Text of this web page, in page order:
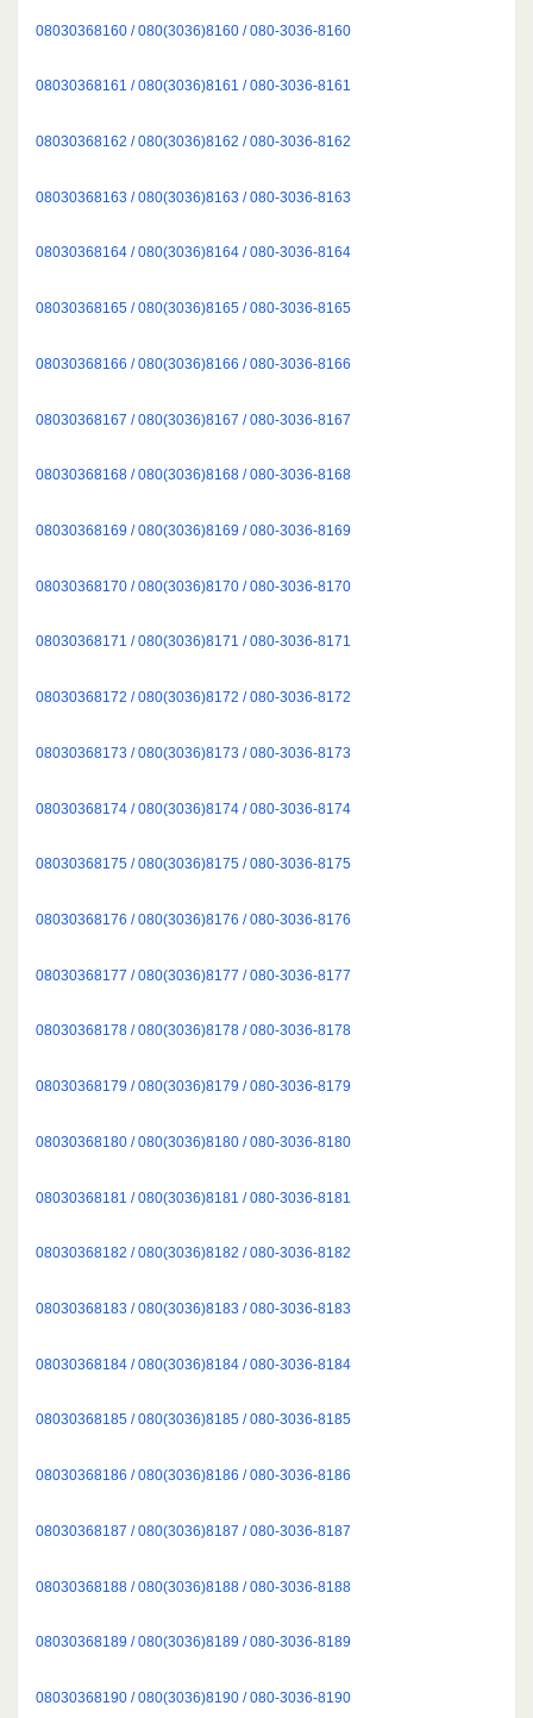
08030368160 / 080(3036)8160 / 080-3036-8160
08030368161 / 080(3036)8161 / 080-3036-8161
08030368162 / 080(3036)8162 / 080-3036-8162
08030368163 / 080(3036)8163 / 080-3036-8163
08030368164 / 080(3036)8164 / 080-3036-8164
08030368165 / 080(3036)8165 / 080-3036-8165
08030368166 / 080(3036)8166 / 080-3036-8166
08030368167 / 080(3036)8167 / 080-3036-8167
08030368168 / 080(3036)8168 / 080-3036-8168
08030368169 / 080(3036)8169 / 080-3036-8169
08030368170 / 080(3036)8170 / 080-3036-8170
08030368171 / 080(3036)8171 / 080-3036-8171
08030368172 / 080(3036)8172 / 080-3036-8172
08030368173 / 080(3036)8173 / 080-3036-8173
08030368174 / 080(3036)8174 / 080-3036-8174
08030368175 / 080(3036)8175 / 080-3036-8175
08030368176 / 080(3036)8176 / 080-3036-8176
08030368177 / 080(3036)8177 / 080-3036-8177
08030368178 / 080(3036)8178 / 080-3036-8178
08030368179 / 080(3036)8179 / 080-3036-8179
08030368180 / 080(3036)8180 / 080-3036-8180
08030368181 / 080(3036)8181 / 080-3036-8181
08030368182 / 080(3036)8182 / 080-3036-8182
08030368183 / 080(3036)8183 / 080-3036-8183
08030368184 / 080(3036)8184 / 080-3036-8184
08030368185 / 080(3036)8185 / 080-3036-8185
08030368186 / 080(3036)8186 / 080-3036-8186
08030368187 / 080(3036)8187 / 080-3036-8187
08030368188 / 080(3036)8188 / 080-3036-8188
08030368189 / 080(3036)8189 / 080-3036-8189
08030368190 / 080(3036)8190 / 080-3036-8190